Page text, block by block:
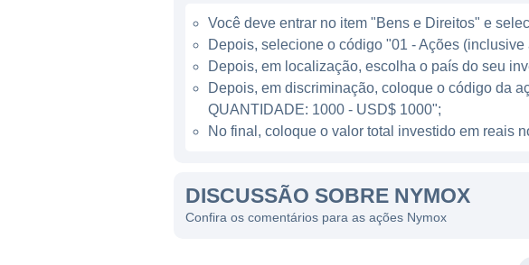
medicamentos. Por isso, a Nymox tem
que seus produtos estejam em conformidade
LINHAS DE NEGÓCIOS
A Nymox se concentra em várias linhas de
procedimentos cirúrgicos para o tratamento
com menos efeitos colaterais.
Você deve entrar no item "Bens e Direitos" e
Depois, selecione o código "01 - Ações
Depois, em localização, escolha o país do seu
Depois, em discriminação, coloque o código da
QUANTIDADE: 1000 - USD$ 1000";
No final, coloque o valor total investido em reais
DISCUSSÃO SOBRE NYMOX
Confira os comentários para as ações Nymox